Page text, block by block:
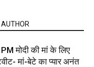
मोदी की मां के लिए
मां-बेटे का प्यार अनंत